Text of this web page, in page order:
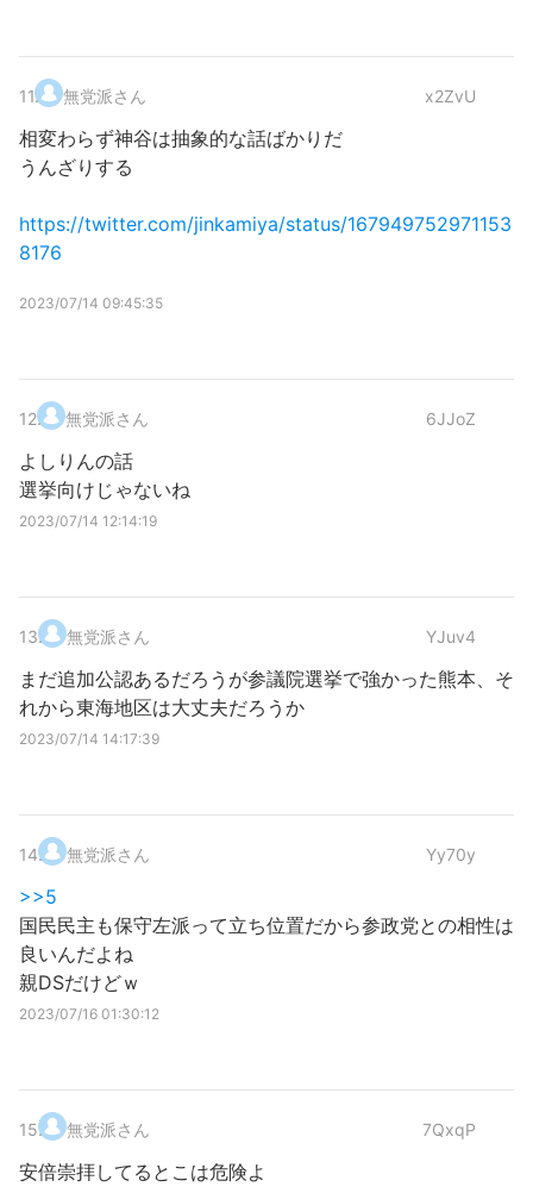
11. 無党派さん x2ZvU
相変わらず神谷は抽象的な話ばかりだ
うんざりする
https://twitter.com/jinkamiya/status/167949752971153
8176
2023/07/14 09:45:35
12. 無党派さん 6JJoZ
よしりんの話
選挙向けじゃないね
2023/07/14 12:14:19
13. 無党派さん YJuv4
まだ追加公認あるだろうが参議院選挙で強かった熊本、そ
れから東海地区は大丈夫だろうか
2023/07/14 14:17:39
14. 無党派さん Yy70y
>>5
国民民主も保守左派って立ち位置だから参政党との相性は
良いんだよね
親DSだけどｗ
2023/07/16 01:30:12
15. 無党派さん 7QxqP
安倍崇拝してるとこは危険よ